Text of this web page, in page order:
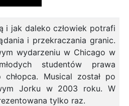
i jak daleko człowiek potrafi
i przekraczania granic.
wydarzeniu w Chicago w
studentów prawa
chłopca. Musical został po
Jorku w 2003 roku. W
tylko raz.